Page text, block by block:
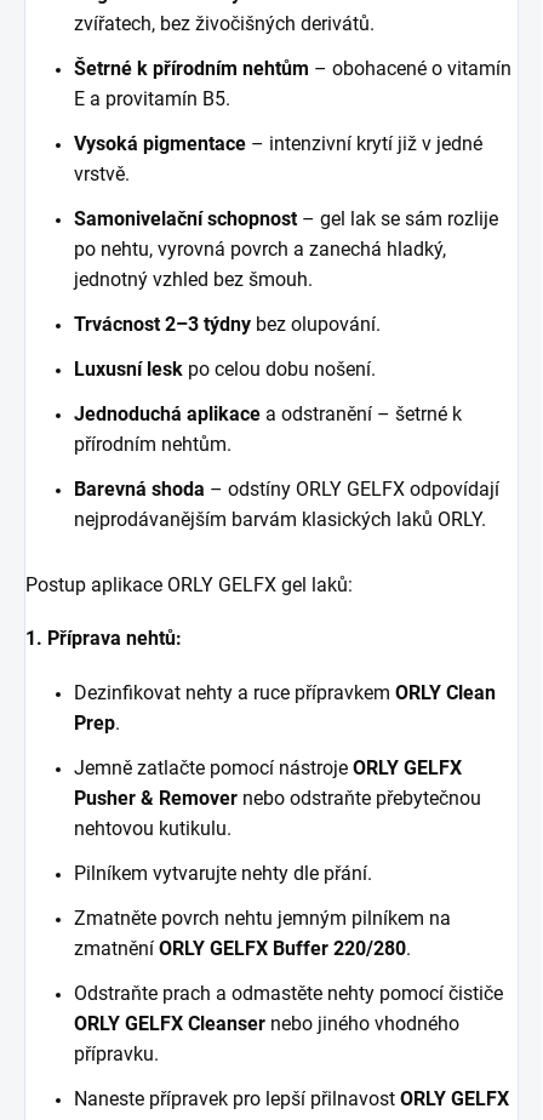
zvířatech, bez živočišných derivátů.
Šetrné k přírodním nehtům – obohacené o vitamín
E a provitamín B5.
Vysoká pigmentace – intenzivní krytí již v jedné
vrstvě.
Samonivelační schopnost– gel lak se sám rozlije
po nehtu, vyrovná povrch a zanechá hladký,
jednotný vzhled bez šmouh.
Trvácnost2–3 týdny bez olupování.
Luxusní lesk po celou dobu nošení.
Jednoduchá aplikace a odstranění – šetrné k
přírodním nehtům.
Barevná shoda – odstíny ORLY GELFX odpovídají
nejprodávanějším barvám klasických laků ORLY.
Postup aplikace ORLY GELFX gel laků:
1. Příprava nehtů:
Dezinfikovat nehty a ruce přípravkem ORLY Clean
Prep.
Jemně zatlačte pomocí nástroje ORLY GELFX
Pusher & Remover nebo odstraňte přebytečnou
nehtovou kutikulu.
Pilníkem vytvarujte nehty dle přání.
Zmatněte povrch nehtu jemným pilníkem na
zmatnění ORLY GELFX Buffer 220/280.
Odstraňte prach a odmastěte nehty pomocí čističe
ORLY GELFX Cleanser nebo jiného vhodného
přípravku.
Naneste přípravek pro lepší přilnavost ORLY GELFX